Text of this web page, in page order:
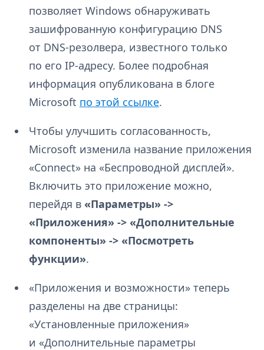
позволяет Windows обнаруживать
зашифрованную конфигурацию DNS
от DNS-резолвера, известного только
по его IP-адресу. Более подробная
информация опубликована в блоге
Microsoft по этой ссылке.
Чтобы улучшить согласованность,
Microsoft изменила название приложения
«Connect» на «Беспроводной дисплей».
Включить это приложение можно,
перейдя в «Параметры» ->
«Приложения» -> «Дополнительные
компоненты» -> «Посмотреть
функции».
«Приложения и возможности» теперь
разделены на две страницы:
«Установленные приложения»
и «Дополнительные параметры